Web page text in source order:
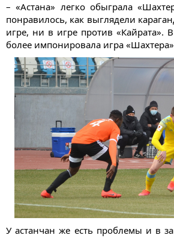
– «Астана» легко обыграла
понравилось, как выглядели
игре, ни в игре против «Кайрата».
более импонировала игра
У астанчан же есть проблемы и в